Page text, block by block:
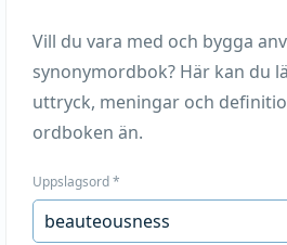
Vill du vara med och bygga
synonymordbok? Här kan du
uttryck, meningar och
ordboken än.
Uppslagsord*